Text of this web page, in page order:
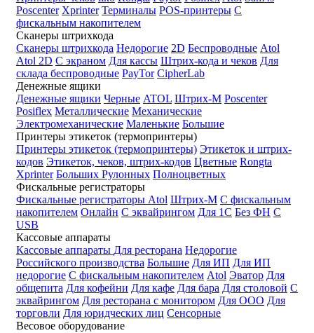
Poscenter Xprinter Терминалы POS-принтеры С
фискальным накопителем
Сканеры штрихкода
Сканеры штрихкода Недорогие 2D Беспроводные Atol
Atol 2D С экраном Для кассы Штрих-кода и чеков Для
склада беспроводные PayTor CipherLab
Денежные ящики
Денежные ящики Черные ATOL Штрих-М Poscenter
Posiflex Металлические Механические
Электромеханические Маленькие Большие
Принтеры этикеток (термопринтеры)
Принтеры этикеток (термопринтеры) Этикеток и штрих-
кодов Этикеток, чеков, штрих-кодов Цветные Rongta
Xprinter Больших Рулонных Полноцветных
Фискальные регистраторы
Фискальные регистраторы Atol Штрих-М С фискальным
накопителем Онлайн С эквайрингом Для 1С Без ФН С
USB
Кассовые аппараты
Кассовые аппараты Для ресторана Недорогие
Российского производства Большие Для ИП Для ИП
недорогие С фискальным накопителем Atol Эватор Для
общепита Для кофейни Для кафе Для бара Для столовой С
эквайрингом Для ресторана с монитором Для ООО Для
торговли Для юридческих лиц Сенсорные
Весовое оборудование